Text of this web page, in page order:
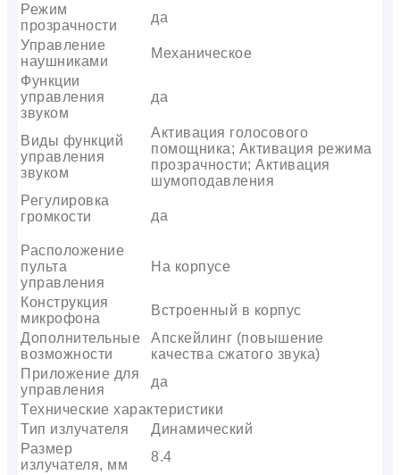
Режим
прозрачности
да
Управление
наушниками
Механическое
Функции
управления
звуком
да
Виды функций
управления
звуком
Активация голосового
помощника; Активация режима
прозрачности; Активация
шумоподавления
Регулировка
громкости
да
Расположение
пульта
управления
На корпусе
Конструкция
микрофона
Встроенный в корпус
Дополнительные
возможности
Апскейлинг (повышение
качества сжатого звука)
Приложение для
управления
да
Технические характеристики
Тип излучателя
Динамический
Размер
излучателя, мм
8.4